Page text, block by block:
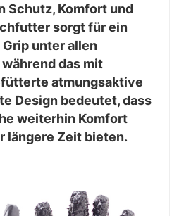
Schutz, Komfort und
sorgt für ein
Grip unter allen
das mit
atmungsaktive
Design bedeutet, dass
weiterhin Komfort
längere Zeit bieten.